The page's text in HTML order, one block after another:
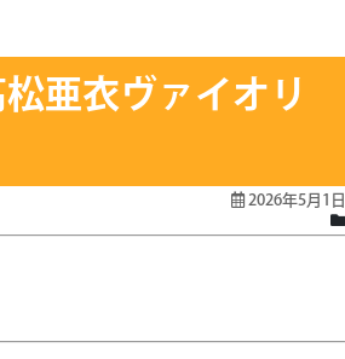
亜衣ヴァイオリ
2026年5月1日